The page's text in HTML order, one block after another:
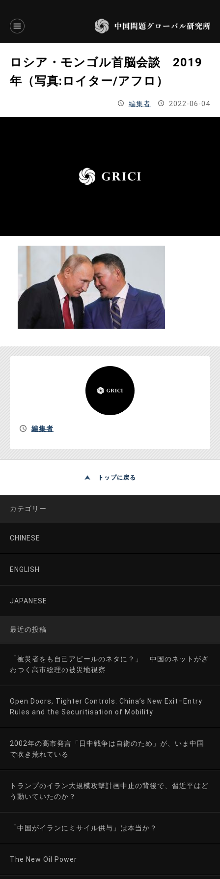
ENGLISH
お問い合わせ
ロシア・モンゴル首脳会談 2019
年（写真:ロイター/アフロ）
編集者 2022-06-04
編集者
トップに戻る
カテゴリー
CHINESE
ENGLISH
JAPANESE
最近の投稿
「被災者をも自己アピールのネタに？」 中国のネットがざ
わつく高市総理の被災地視察
Open Doors, Tighter Controls: China’s New Exit–Entry
Rules and the Securitisation of Mobility
2002年の高市発言「日中戦争は自衛のため」が、いま中国
で吹き荒れている
トランプのイラン大規模攻撃計画中止の背後で、習近平はど
う動いていたのか？
「中国がイランにミサイル供与」は本当か？
The New Oil Power